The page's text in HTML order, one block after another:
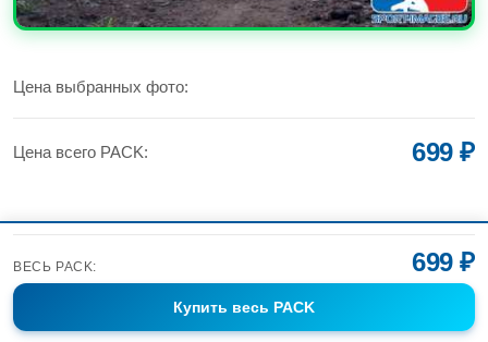
ВЕСЬ PACK: 699 ₽
Купить весь PACK
Цена выбранных фото:
Цена всего PACK: 699 ₽